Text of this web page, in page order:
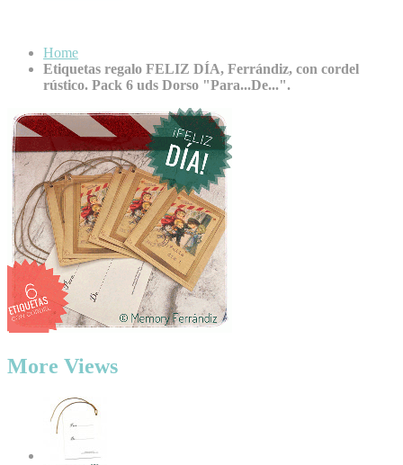
Home
Etiquetas regalo FELIZ DÍA, Ferrándiz, con cordel
rústico. Pack 6 uds Dorso "Para...De...".
More Views